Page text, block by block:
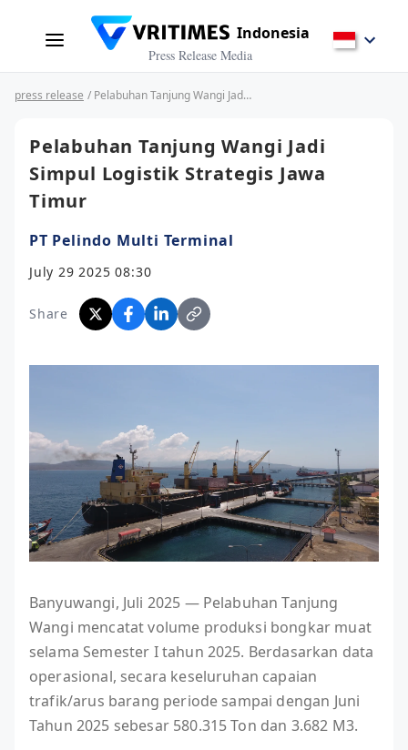
Indonesia
Press Release Media
press release / Pelabuhan Tanjung Wangi Jadi Simpul Logistik Strategis Jawa Timur
Pelabuhan Tanjung Wangi Jadi
Simpul Logistik Strategis Jawa
Timur
PT Pelindo Multi Terminal
July 29 2025 08:30
Share
Banyuwangi, Juli 2025 — Pelabuhan Tanjung
Wangi mencatat volume produksi bongkar muat
selama Semester I tahun 2025. Berdasarkan data
operasional, secara keseluruhan capaian
trafik/arus barang periode sampai dengan Juni
Tahun 2025 sebesar 580.315 Ton dan 3.682 M3.